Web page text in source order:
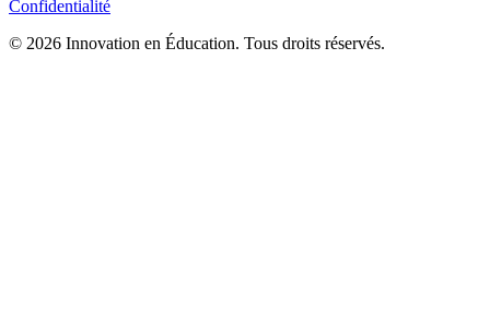
Confidentialité
© 2026 Innovation en Éducation. Tous droits réservés.